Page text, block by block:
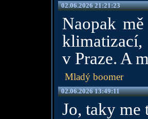
02.06.2026 21:21:23
Naopak
v Praze. A
Mladý boomer
02.06.2026 13:49:11
Jo, taky